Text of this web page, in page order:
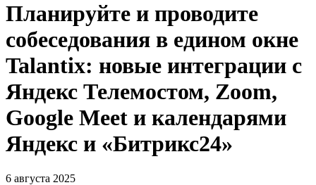
Планируйте и проводите
собеседования в едином окне
Talantix: новые интеграции с
Яндекс Телемостом, Zoom,
Google Meet и календарями
Яндекс и «Битрикс24»
6 августа 2025